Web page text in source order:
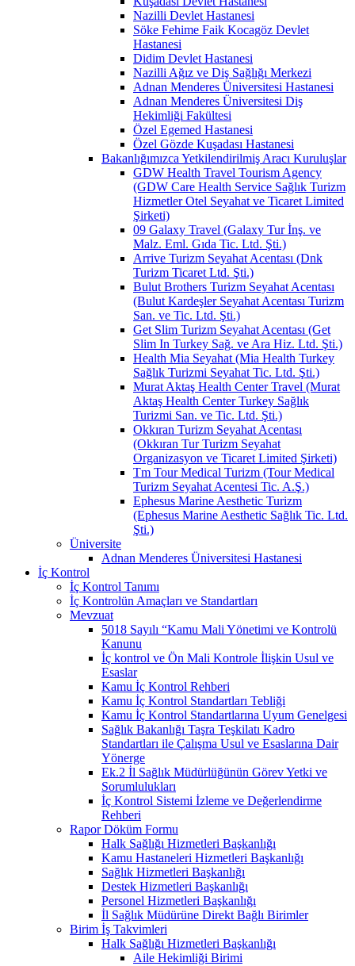
Nazilli Devlet Hastanesi
Söke Fehime Faik Kocagöz Devlet
Hastanesi
Didim Devlet Hastanesi
Nazilli Ağız ve Diş Sağlığı Merkezi
Adnan Menderes Üniversitesi Hastanesi
Adnan Menderes Üniversitesi Diş
Hekimliği Fakültesi
Özel Egemed Hastanesi
Özel Gözde Kuşadası Hastanesi
Bakanlığımızca Yetkilendirilmiş Aracı Kuruluşlar
GDW Health Travel Tourism Agency
(GDW Care Health Service Sağlık Turizm
Hizmetler Otel Seyahat ve Ticaret Limited
Şirketi)
09 Galaxy Travel (Galaxy Tur İnş. ve
Malz. Eml. Gıda Tic. Ltd. Şti.)
Arrive Turizm Seyahat Acentası (Dnk
Turizm Ticaret Ltd. Şti.)
Bulut Brothers Turizm Seyahat Acentası
(Bulut Kardeşler Seyahat Acentası Turizm
San. ve Tic. Ltd. Şti.)
Get Slim Turizm Seyahat Acentası (Get
Slim In Turkey Sağ. ve Ara Hiz. Ltd. Şti.)
Health Mia Seyahat (Mia Health Turkey
Sağlık Turizmi Seyahat Tic. Ltd. Şti.)
Murat Aktaş Health Center Travel (Murat
Aktaş Health Center Turkey Sağlık
Turizmi San. ve Tic. Ltd. Şti.)
Okkıran Turizm Seyahat Acentası
(Okkıran Tur Turizm Seyahat
Organizasyon ve Ticaret Limited Şirketi)
Tm Tour Medical Turizm (Tour Medical
Turizm Seyahat Acentesi Tic. A.Ş.)
Ephesus Marine Aesthetic Turizm
(Ephesus Marine Aesthetic Sağlık Tic. Ltd.
Şti.)
Üniversite
Adnan Menderes Üniversitesi Hastanesi
İç Kontrol
İç Kontrol Tanımı
İç Kontrolün Amaçları ve Standartları
Mevzuat
5018 Sayılı “Kamu Mali Yönetimi ve Kontrolü
Kanunu
İç kontrol ve Ön Mali Kontrole İlişkin Usul ve
Esaslar
Kamu İç Kontrol Rehberi
Kamu İç Kontrol Standartları Tebliği
Kamu İç Kontrol Standartlarına Uyum Genelgesi
Sağlık Bakanlığı Taşra Teşkilatı Kadro
Standartları ile Çalışma Usul ve Esaslarına Dair
Yönerge
Ek.2 İl Sağlık Müdürlüğünün Görev Yetki ve
Sorumlulukları
İç Kontrol Sistemi İzleme ve Değerlendirme
Rehberi
Rapor Döküm Formu
Halk Sağlığı Hizmetleri Başkanlığı
Kamu Hastaneleri Hizmetleri Başkanlığı
Sağlık Hizmetleri Başkanlığı
Destek Hizmetleri Başkanlığı
Personel Hizmetleri Başkanlığı
İl Sağlık Müdürüne Direkt Bağlı Birimler
Birim İş Takvimleri
Halk Sağlığı Hizmetleri Başkanlığı
Aile Hekimliği Birimi